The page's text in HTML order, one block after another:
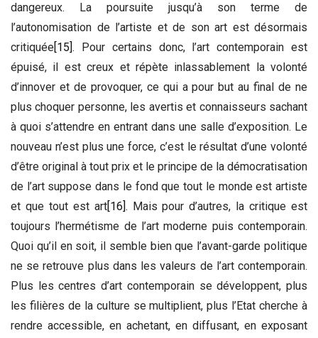
dangereux. La poursuite jusqu’à son terme de
l’autonomisation de l’artiste et de son art est désormais
critiquée [15] . Pour certains donc, l’art contemporain est
épuisé, il est creux et répète inlassablement la volonté
d’innover et de provoquer, ce qui a pour but au final de ne
plus choquer personne, les avertis et connaisseurs sachant
à quoi s’attendre en entrant dans une salle d’exposition. Le
nouveau n’est plus une force, c’est le résultat d’une volonté
d’être original à tout prix et le principe de la démocratisation
de l’art suppose dans le fond que tout le monde est artiste
et que tout est art[16] . Mais pour d’autres, la critique est
toujours l’hermétisme de l’art moderne puis contemporain.
Quoi qu’il en soit, il semble bien que l’avant-garde politique
ne se retrouve plus dans les valeurs de l’art contemporain.
Plus les centres d’art contemporain se développent, plus
les filières de la culture se multiplient, plus l’Etat cherche à
rendre accessible, en achetant, en diffusant, en exposant